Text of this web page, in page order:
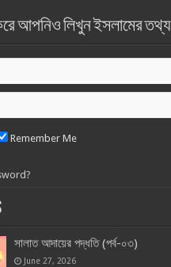
আপনিও লিখুন ইসলামের তথ্য
Remember Me
সালাত আদায়ের পদ্ধতি (পর্ব-০৩)
June 27, 2026